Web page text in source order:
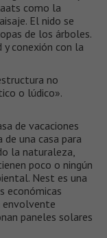
como la
El nido se
de los árboles.
y conexión con la
no
o lúdico».
de vacaciones
una casa para
la naturaleza,
poco o ningún
Nest es una
económicas
envolvente
paneles solares